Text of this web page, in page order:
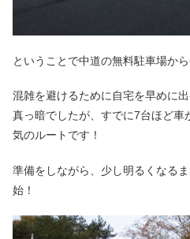
ということで中道の無料駐車場か
混雑を避けるために自宅を早めに
真っ暗でしたが、すでに7台ほど車
気のルートです！
準備をしながら、少し明るくなる
始！